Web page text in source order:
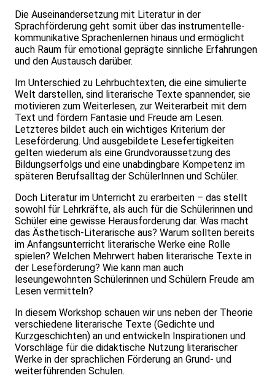
Die Auseinandersetzung mit Literatur in der
Sprachförderung geht somit über das instrumentelle-
kommunikative Sprachenlernen hinaus und ermöglicht
auch Raum für emotional geprägte sinnliche Erfahrungen
und den Austausch darüber.
Im Unterschied zu Lehrbuchtexten, die eine simulierte
Welt darstellen, sind literarische Texte spannender, sie
motivieren zum Weiterlesen, zur Weiterarbeit mit dem
Text und fördern Fantasie und Freude am Lesen.
Letzteres bildet auch ein wichtiges Kriterium der
Leseförderung. Und ausgebildete Lesefertigkeiten
gelten wiederum als eine Grundvoraussetzung des
Bildungserfolgs und eine unabdingbare Kompetenz im
späteren Berufsalltag der SchülerInnen und Schüler.
Doch Literatur im Unterricht zu erarbeiten – das stellt
sowohl für Lehrkräfte, als auch für die Schülerinnen und
Schüler eine gewisse Herausforderung dar. Was macht
das Ästhetisch-Literarische aus? Warum sollten bereits
im Anfangsunterricht literarische Werke eine Rolle
spielen? Welchen Mehrwert haben literarische Texte in
der Leseförderung? Wie kann man auch
leseungewohnten Schülerinnen und Schülern Freude am
Lesen vermitteln?
In diesem Workshop schauen wir uns neben der Theorie
verschiedene literarische Texte (Gedichte und
Kurzgeschichten) an und entwickeln Inspirationen und
Vorschläge für die didaktische Nutzung literarischer
Werke in der sprachlichen Förderung an Grund- und
weiterführenden Schulen.